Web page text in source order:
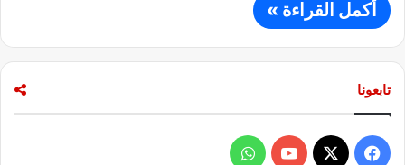
أكمل القراءة »
تابعونا